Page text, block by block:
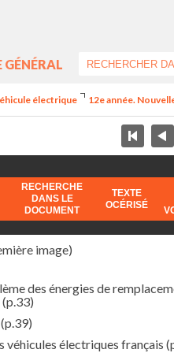
GÉNÉRAL
électrique 12e année.
RECHERCHE
DANS LE
DOCUMENT
TEXTE
OCÉRISÉ
image)
des énergies de
(p.33)
(p.39)
véhicules électriques français